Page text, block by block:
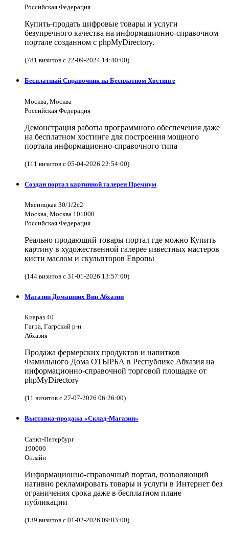
Российская Федерация
Купить-продать цифровые товары и услуги
безупречного качества на информационно-справочном
портале созданном с phpMyDirectory.
(781 визитов с 22-09-2024 14:40:00)
Бесплатный Справочник на Бесплатном Хостинге
Москва, Москва
Российская Федерация
Демонстрация работы программного обеспечения даже
на бесплатном хостинге для построения мощного
портала информационно-справочного типа
(111 визитов с 05-04-2026 22:54:00)
Создан портал картинной галереи Премиум
Мясницкая 30/1/2с2
Москва, Москва 101000
Российская Федерация
Реально продающий товары портал где можно Купить
картину в художественной галерее известных мастеров
кисти маслом и скульпторов Европы
(144 визитов с 31-01-2026 13:57:00)
Магазин Домашних Вин Абхазии
Киараз 40
Гагра, Гагрский р-н
Абхазия
Продажа фермерских продуктов и напитков
Фамильного Дома ОТЫРБА в Республике Абхазия на
информационно-справочной торговой площадке от
phpMyDirectory
(11 визитов с 27-07-2026 06:26:00)
Выставка-продажа «Склад-Магазин»
Санкт-Петербург
190000
Онлайн
Информационно-справочный портал, позволяющий
нативно рекламировать товары и услуги в Интернет без
ограничения срока даже в бесплатном плане
публикации
(139 визитов с 01-02-2026 09:03:00)